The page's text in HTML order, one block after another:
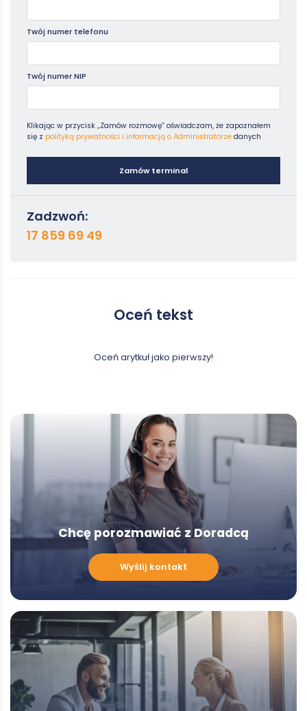
Twój numer telefonu
Twój numer NIP
Klikając w przycisk „Zamów rozmowę” oświadczam, że zapoznałem
się z polityką prywatności i informacją o Administratorze danych
Zamów terminal
Zadzwoń:
17 859 69 49
Oceń tekst
Oceń arytkuł jako pierwszy!
Chcę porozmawiać z Doradcą
porozmawiać
Doradcą
-
Modal
Wyślij kontakt